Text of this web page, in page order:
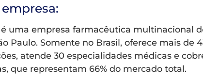
uma empresa farmacêutica multinacional
Paulo. Somente no Brasil, oferece mais de
atende 30 especialidades médicas e
que representam 66% do mercado total.